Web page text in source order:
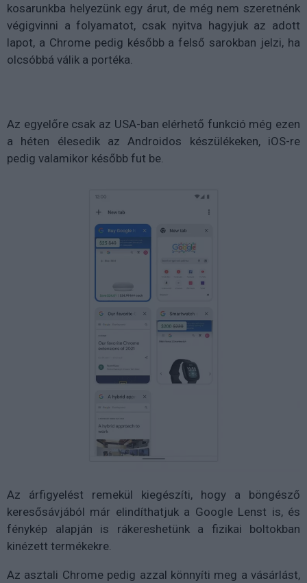
kosarunkba helyezünk egy árut, de még nem szeretnénk
végigvinni a folyamatot, csak nyitva hagyjuk az adott
lapot, a Chrome pedig később a felső sarokban jelzi, ha
olcsóbbá válik a portéka.
Az egyelőre csak az USA-ban elérhető funkció még ezen
a héten élesedik az Androidos készülékeken, iOS-re
pedig valamikor később fut be.
Az árfigyelést remekül kiegészíti, hogy a böngésző
keresősávjából már elindíthatjuk a Google Lenst is, és
fénykép alapján is rákereshetünk a fizikai boltokban
kinézett termékekre.
Az asztali Chrome pedig azzal könnyíti meg a vásárlást,